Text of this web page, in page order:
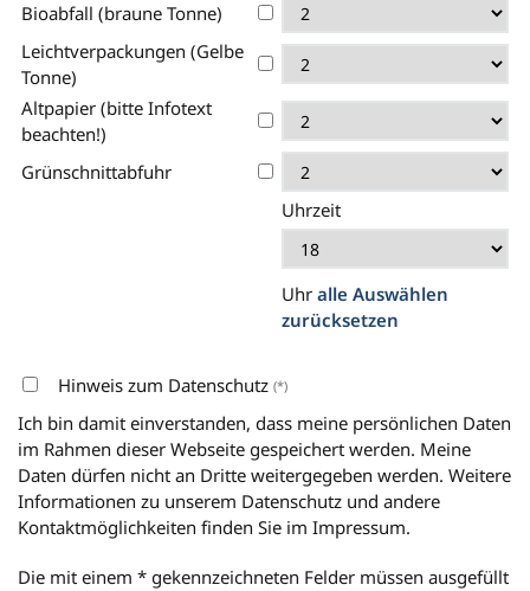
Bioabfall (braune Tonne)
Leichtverpackungen (Gelbe
Tonne)
Altpapier (bitte Infotext
beachten!)
Grünschnittabfuhr
Uhrzeit
Uhr alle Auswählen
zurücksetzen
Hinweis zum Datenschutz (*)
Ich bin damit einverstanden, dass meine persönlichen Daten
im Rahmen dieser Webseite gespeichert werden. Meine
Daten dürfen nicht an Dritte weitergegeben werden. Weitere
Informationen zu unserem Datenschutz und andere
Kontaktmöglichkeiten finden Sie im Impressum.
Die mit einem * gekennzeichneten Felder müssen ausgefüllt